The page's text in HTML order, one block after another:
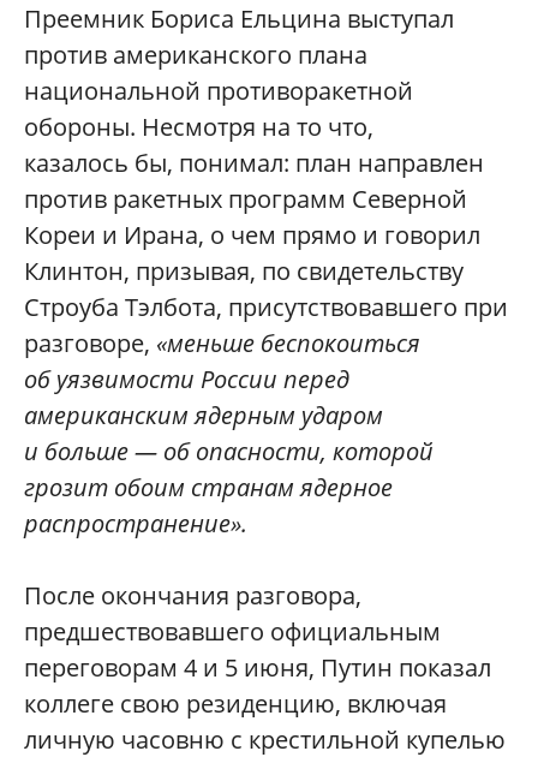
Преемник Бориса Ельцина выступал
против американского плана
национальной противоракетной
обороны. Несмотря на то что,
казалось бы, понимал: план направлен
против ракетных программ Северной
Кореи и Ирана, о чем прямо и говорил
Клинтон, призывая, по свидетельству
Строуба Тэлбота, присутствовавшего при
разговоре, «меньше беспокоиться
об уязвимости России перед
американским ядерным ударом
и больше — об опасности, которой
грозит обоим странам ядерное
распространение».
После окончания разговора,
предшествовавшего официальным
переговорам 4 и 5 июня, Путин показал
коллеге свою резиденцию, включая
личную часовню с крестильной купелью